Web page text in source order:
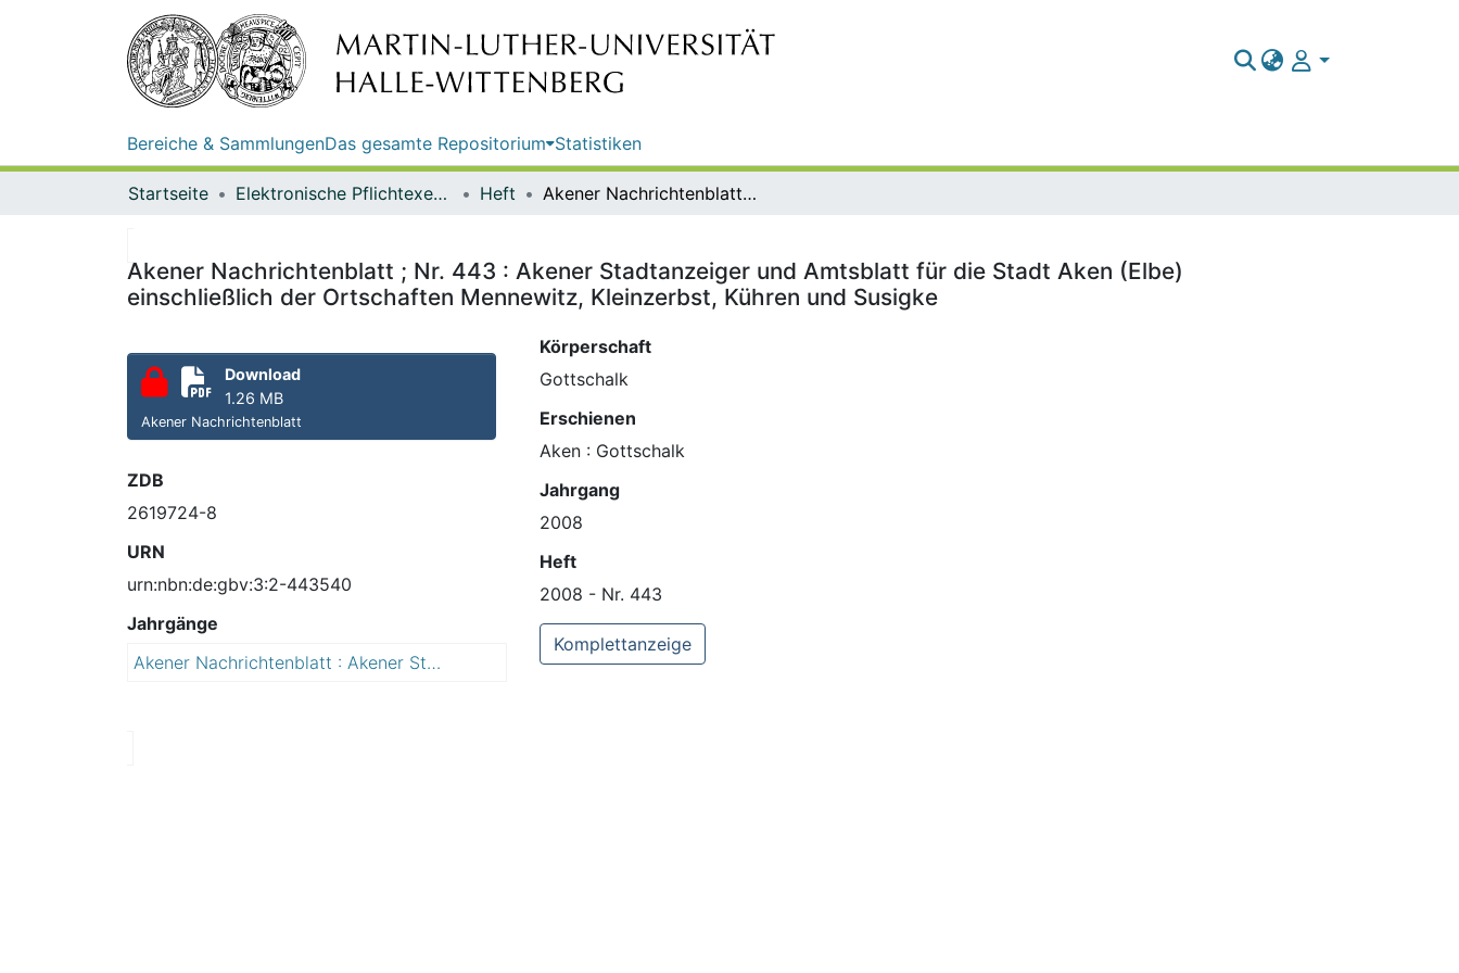
Bereiche & SammlungenDas gesamte Repositorium Statistiken
Startseite Elektronische Pflichtexemplare Heft Akener Nachrichtenblatt ; Nr. 443 : Akener Stadtanzeiger und Amtsblatt für die Stadt Aken (Elbe) einschließlich der Ortschaften Mennewitz, Kleinzerbst, Kühren und Susigke
Akener Nachrichtenblatt ; Nr. 443 : Akener Stadtanzeiger und Amtsblatt für die Stadt Aken (Elbe)
einschließlich der Ortschaften Mennewitz, Kleinzerbst, Kühren und Susigke
Download
1.26 MB
Akener Nachrichtenblatt
ZDB
2619724-8
URN
urn:nbn:de:gbv:3:2-443540
Jahrgänge
Akener Nachrichtenblatt : Akener Stadtanzeiger und Amtsblatt für die Stadt Aken (Elbe) einschließlich der Ortschaften Mennewitz, Kleinzerbst, Kühren und Susigke
Körperschaft
Gottschalk
Erschienen
Aken : Gottschalk
Jahrgang
2008
Heft
2008 - Nr. 443
Komplettanzeige